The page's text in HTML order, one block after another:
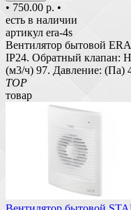
• 750.00 р. •
есть в наличии
артикул era-4s
Вентилятор бытовой
IP24. Обратный клапан:
(м3/ч) 97. Давление: (Па)
TOP
товар